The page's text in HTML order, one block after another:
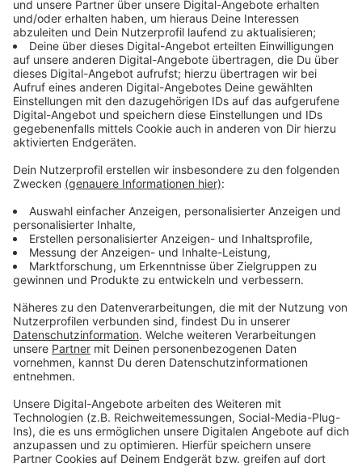
Der beste Rock nonstop!
Der beste Rock nonstop!
Gerade läuft:Hells Bells -
AC/DC
Der Autor Georg Maier
Georg Maier(Regisseur, Schauspieler, Autor) übernimmt
1966 er die Gaststätte IBERL in München/Solln zunächst als
Jazzkneipe. Maier verfasste im Laufe seines Lebens weit über
40 Theaterstücke, die auch nach seinem Ableben weiter in
werden. Er erhielt in seinem Leben unter anderem
die »Goldene Ehrennadel« der Künstlervereinigung
Kaleidoskop und das »Verdienstkreuz am Bande des
Verdienstordens der Bundesrepublik Deutschland«. Darüber
hinaus war er immer wieder in diversen Filmrollen zu sehen
wie »Irgendwie und sowieso«, »Tatort«, »Der Bulle von
Tölz«, »Hindafing«. Am 01.01.21 verstarb er im 80.
Lebensjahr.